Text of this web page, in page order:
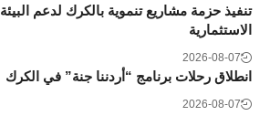
تنفيذ حزمة مشاريع تنموية بالكرك لدعم البيئة
الاستثمارية
2026-08-07
انطلاق رحلات برنامج “أردننا جنة” في الكرك
2026-08-07